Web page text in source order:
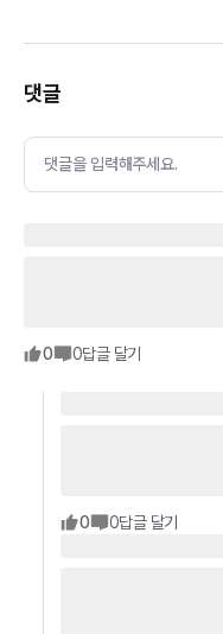
댓글
댓글을 입력해주세요.
0 0답글 달기
0 0답글 달기